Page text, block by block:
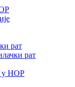
рат
рат
у НОР